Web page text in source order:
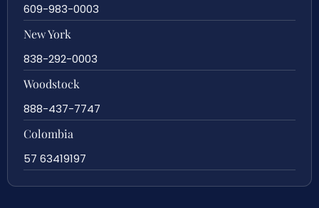
609-983-0003
New York
838-292-0003
Woodstock
888-437-7747
Colombia
57 63419197